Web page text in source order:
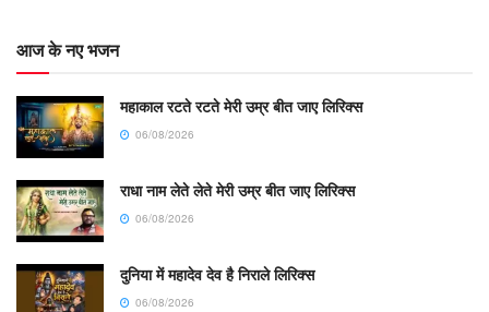
आज के नए भजन
महाकाल रटते रटते मेरी उम्र बीत जाए लिरिक्स
06/08/2026
राधा नाम लेते लेते मेरी उम्र बीत जाए लिरिक्स
06/08/2026
दुनिया में महादेव देव है निराले लिरिक्स
06/08/2026